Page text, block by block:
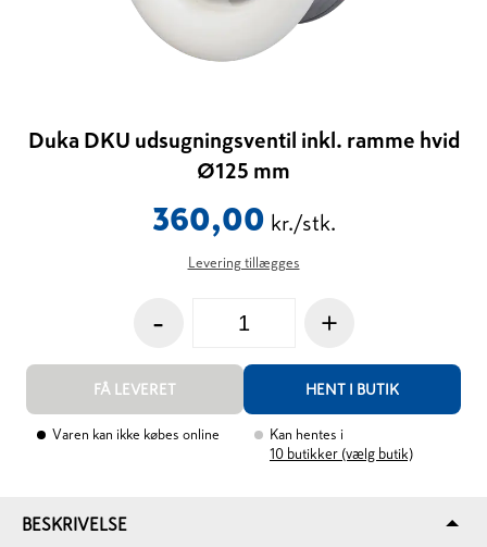
Duka DKU udsugningsventil inkl. ramme hvid
Ø125 mm
360,00 kr./stk.
Levering tillægges
- +
FÅ LEVERET HENT I BUTIK
Varen kan ikke købes online
Kan hentes i
10 butikker (vælg butik)
BESKRIVELSE